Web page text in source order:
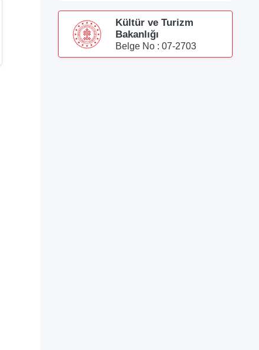
Kültür ve Turizm
Bakanlığı
Belge No : 07-2703